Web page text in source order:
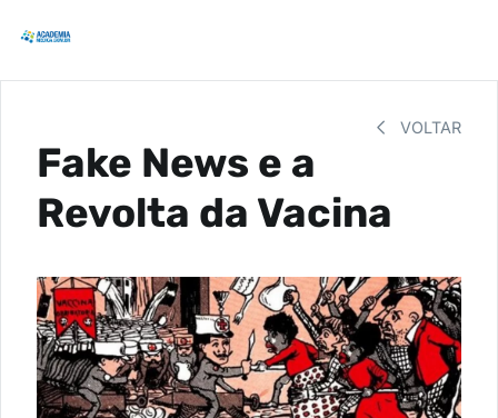
VOLTAR
Fake News e a
Revolta da Vacina